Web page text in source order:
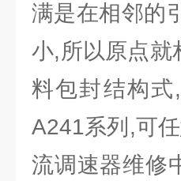
满是在相邻的
小,所以原点就
料包封结构
A241系列,可
流调速器维修